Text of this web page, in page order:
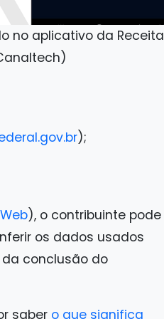
no aplicativo da Receita
);
Web), o contribuinte pode
os dados usados
conclusão do
saber o que significa